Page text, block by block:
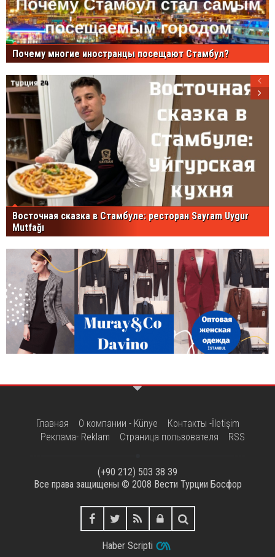
Почему многие иностранцы посещают Стамбул?
Восточная сказка в Стамбуле: ресторан Sayram Uygur
Mutfağı
Главная О компании - Künye
Контакты -İletişim
Реклама- Reklam
Страница пользователя RSS
(+90 212) 503 38 39
Все права защищены © 2008 Вести Турции Босфор
Haber Scripti